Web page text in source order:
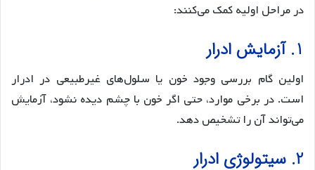
در مراحل اولیه کمک می‌کنند:
1. آزمایش ادرار
اولین گام بررسی وجود خون یا سلول‌های غیرطبیعی در ادرار
است. در برخی موارد، حتی اگر خون با چشم دیده نشود، آزمایش
می‌تواند آن را تشخیص دهد.
2. سیتولوژی ادرار